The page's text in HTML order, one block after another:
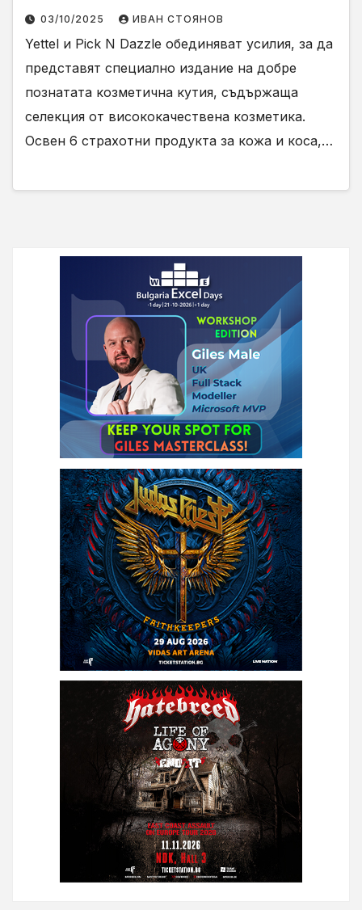
03/10/2025 ИВАН СТОЯНОВ
Yettel и Pick N Dazzle обединяват усилия, за да
представят специално издание на добре
познатата козметична кутия, съдържаща
селекция от висококачествена козметика.
Освен 6 страхотни продукта за кожа и коса,…